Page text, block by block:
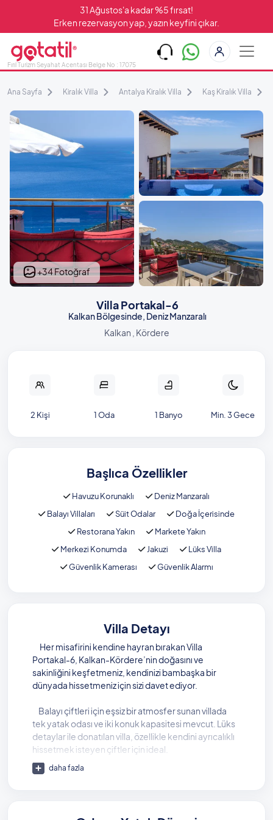
31 Ağustos'a kadar %5 fırsat!
Erken rezervasyon yap, yazın keyfini çıkar.
Fırıl Turizm Seyahat Acentası Belge No : 17075
Ana Sayfa Kiralık Villa Antalya Kiralık Villa Kaş Kiralık Villa
Villa Portakal-6
Kalkan Bölgesinde, Deniz Manzaralı
Kalkan , Kördere
+34 Fotoğraf
2 Kişi 1 Oda 1 Banyo Min. 3 Gece
Başlıca Özellikler
Havuzu Korunaklı
Deniz Manzaralı
Balayı Villaları
Süit Odalar
Doğa İçerisinde
Restorana Yakın
Markete Yakın
Merkezi Konumda
Jakuzi
Lüks Villa
Güvenlik Kamerası
Güvenlik Alarmı
Villa Detayı
Her misafirini kendine hayran bırakan Villa
Portakal-6, Kalkan-Kördere’nin doğasını ve
sakinliğini keşfetmeniz, kendinizi bambaşka bir
dünyada hissetmeniz için sizi davet ediyor.
Balayı çiftleri için eşsiz bir atmosfer sunan villada
tek yatak odası ve iki konuk kapasitesi mevcut. Lüks
detaylar ile donatılan villa, özellikle kendini ayrıcalıklı
hissetmek isteyen çiftler için ideal.
Villada, gördüğünüz ilk andan itibaren sizi etkisi
daha fazla